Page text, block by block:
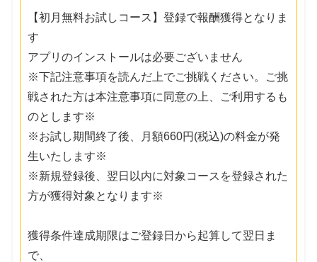
【初月無料お試しコース】登録で報酬獲得となりま
す
アプリのインストールは必要ございません
※下記注意事項を読んだ上でご挑戦ください。ご挑
戦された方は本注意事項に同意の上、ご利用するも
のとします※
※お試し期間終了後、月額660円(税込)の料金が発
生いたします※
※新規登録後、翌日以内に対象コースを登録された
方が獲得対象となります※
獲得条件達成期限はご登録日から起算して翌日ま
で、